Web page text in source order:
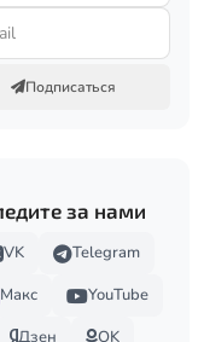
Подписаться
за нами
VK
Telegram
Макс
YouTube
Дзен
OK